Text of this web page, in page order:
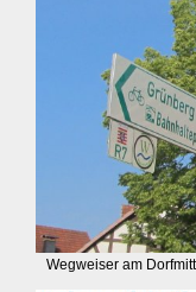
Wegweiser am